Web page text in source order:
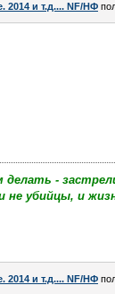
и т.д.... NF/НФ
делать -
не убийцы, и
и т.д.... NF/НФ